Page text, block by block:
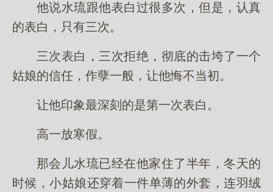
他说水琉跟他表白过很多次，但是，认真
的表白，只有三次。
三次表白，三次拒绝，彻底的击垮了一个
姑娘的信任，作孽一般，让他悔不当初。
让他印象最深刻的是第一次表白。
高一放寒假。
那会儿水琉已经在他家住了半年，冬天的
时候，小姑娘还穿着一件单薄的外套，连羽绒